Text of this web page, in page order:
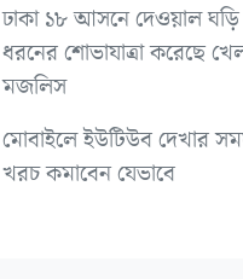
ঢাকা ১৮ আসনে দেওয়াল ঘড়ি
ধরনের শোভাযাত্রা করেছে
মজলিস
মোবাইলে ইউটিউব দেখার
খরচ কমাবেন যেভাবে